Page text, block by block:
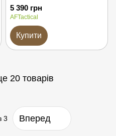
S44/S441 серії
5 390 грн
AFTactical
Купити
20 товарів
3 Вперед